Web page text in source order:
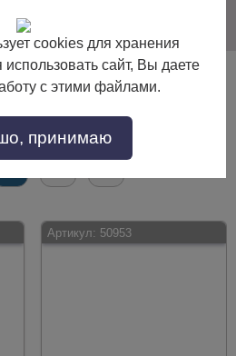
Артикул: 50953
cookies для хранения
сайт, Вы даете
с этими файлами.
принимаю